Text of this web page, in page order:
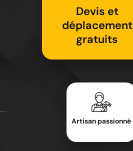
Devis et
déplacement
gratuits
Artisan passionné